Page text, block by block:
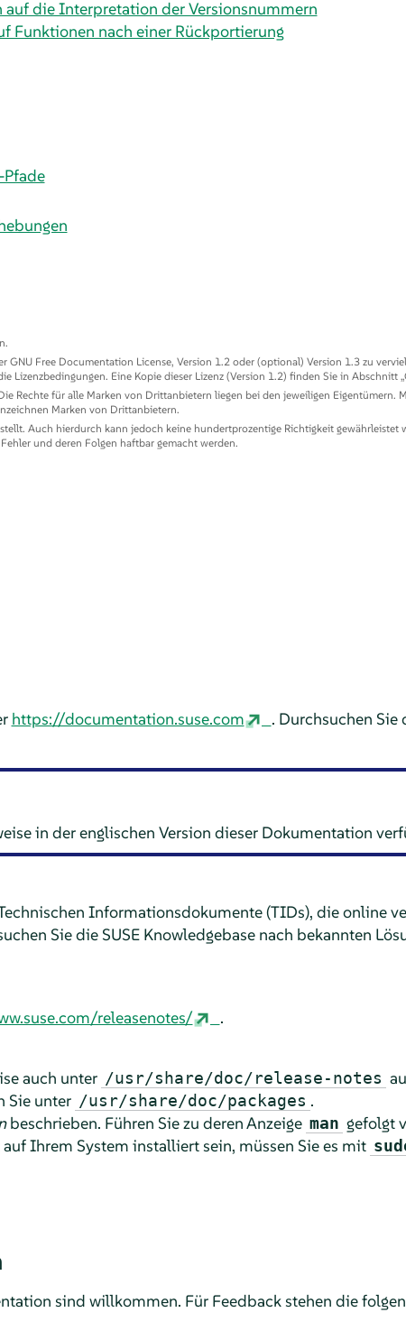
die Interpretation der Versionsnummern
Funktionen nach einer Rückportierung
Free Documentation License, Version 1.2 oder (optional) Version 1.3 zu
Eine Kopie dieser Lizenz (Version 1.2) finden Sie in Abschnitt „
Rechte für alle Marken von Drittanbietern liegen bei den jeweiligen Eigentümern.
Marken von Drittanbietern.
Auch hierdurch kann jedoch keine hundertprozentige Richtigkeit gewährleistet
und deren Folgen haftbar gemacht werden.
https://documentation.suse.com
. Durchsuchen
in der englischen Version dieser Dokumentation
Informationsdokumente (TIDs), die online
Sie die SUSE Knowledgebase nach bekannten
releasenotes/
.
auch unter /usr/share/doc/release-notes
Sie unter /usr/share/doc/packages .
beschrieben. Führen Sie zu deren Anzeige man gefolgt
Ihrem System installiert sein, müssen Sie es mit
sind willkommen. Für Feedback stehen die